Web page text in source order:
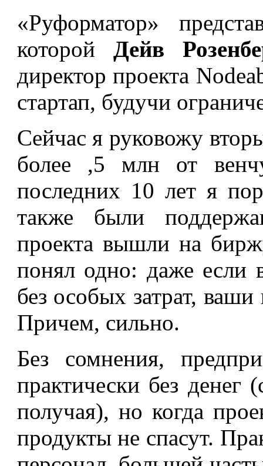
«Руформатор»
которой Дейв
директор проекта
стартап, будучи
Сейчас я руковожу
более ,5 млн от
последних 10 лет я
также были
проекта вышли на
понял одно: даже если
без особых затрат,
Причем, сильно.
Без сомнения,
практически без денег
получая), но когда
продукты не спасут.